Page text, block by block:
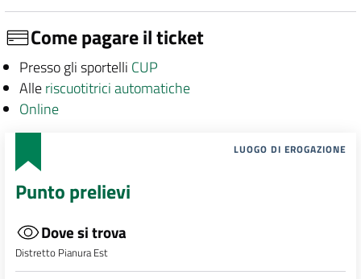
Come pagare il ticket
Presso gli sportelli CUP
Alleriscuotitrici automatiche
Online
LUOGO DI EROGAZIONE
Punto prelievi
Dove si trova
Distretto Pianura Est